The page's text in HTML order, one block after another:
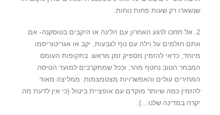
שנשארו רק שעות פחות נוחות.
2. אל תחכו לרגע האחרון עם הלינה או היקבים בטוסקנה- אם
אתם חולמים על וילה עם נוף לגבעות, יקב או אגריטוריסמו
מיוחד, כדאי להזמין מספיק זמן מראש. בתקופות העומס
המבחר הטוב נחטף מהר, וככל שמתקרבים למועד הטיסה
המחירים עולים והאפשרויות מצטמצמות. ממליצה מאוד
להזמין כמה שיותר מוקדם עם אופציית ביטול (כי אין לדעת מה
יקרה במדינה שלנו…).